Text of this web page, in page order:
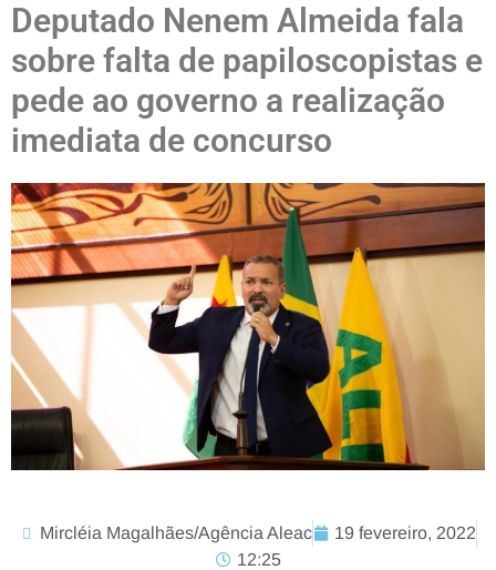
Deputado Nenem Almeida fala
sobre falta de papiloscopistas e
pede ao governo a realização
imediata de concurso
Mircléia Magalhães/Agência Aleac
19 fevereiro, 2022
12:25